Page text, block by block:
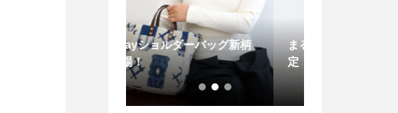
まるフラワーベージュ再販決
定！